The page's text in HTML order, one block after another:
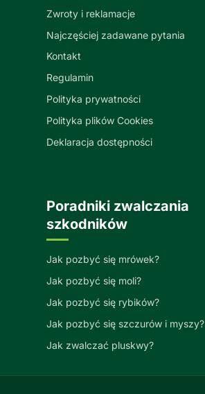
Zwroty i reklamacje
Najczęściej zadawane pytania
Kontakt
Regulamin
Polityka prywatności
Polityka plików Cookies
Deklaracja dostępności
Poradniki zwalczania
szkodników
Jak pozbyć się mrówek?
Jak pozbyć się moli?
Jak pozbyć się rybików?
Jak pozbyć się szczurów i myszy?
Jak zwalczać pluskwy?